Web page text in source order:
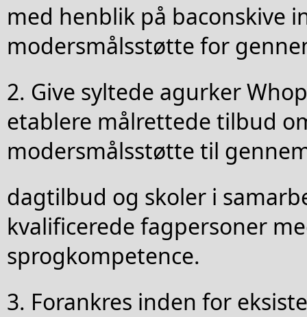
med henblik på baconskive
modersmålsstøtte for
2. Give syltede agurker
etablere målrettede tilbud
modersmålsstøtte til
dagtilbud og skoler i
kvalificerede fagpersoner
sprogkompetence.
3. Forankres inden for